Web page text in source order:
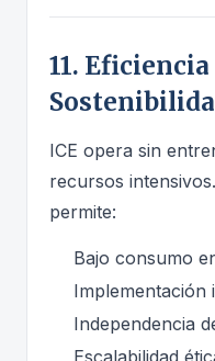
11.
ICE opera sin
recursos
permite:
Bajo consumo
Implementación
Independencia